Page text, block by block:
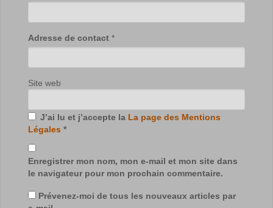
Adresse de contact *
Site web
J’ai lu et j’accepte la La page des Mentions
Légales *
Enregistrer mon nom, mon e-mail et mon site dans
le navigateur pour mon prochain commentaire.
Prévenez-moi de tous les nouveaux articles par